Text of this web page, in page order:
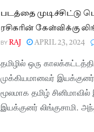
படத்தை முடிச்சிட்டு
ரசிகரின் கேள்விக்கு
BY RAJ APRIL 23, 2024
தமிழில் ஒரு
முக்கியமானவர்
மூலமாக தமிழ்
இயக்குனர் லிங்குசாமி.